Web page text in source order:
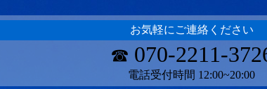
お気軽にご連絡ください
☎ 070-2211-
電話受付時間 12:00~20:00